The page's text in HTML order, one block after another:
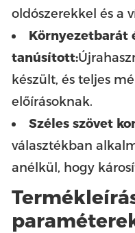
oldószerekkel és a
Környezetbarát
tanúsított:
készült, és teljes
előírásoknak.
Széles szövet
választékban
anélkül, hogy